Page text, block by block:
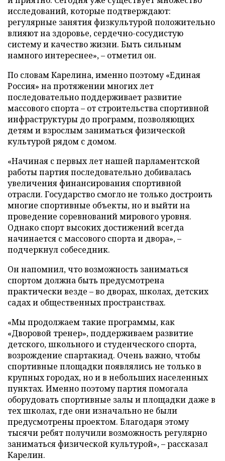
исследований, которые подтверждают:
регулярные занятия физкультурой положительно
влияют на здоровье, сердечно-сосудистую
систему и качество жизни. Быть сильным
намного интереснее», – отметил он.
По словам Карелина, именно поэтому «Единая
Россия» на протяжении многих лет
последовательно поддерживает развитие
массового спорта – от строительства спортивной
инфраструктуры до программ, позволяющих
детям и взрослым заниматься физической
культурой рядом с домом.
«Начиная с первых лет нашей парламентской
работы партия последовательно добивалась
увеличения финансирования спортивной
отрасли. Государство смогло не только достроить
многие спортивные объекты, но и выйти на
проведение соревнований мирового уровня.
Однако спорт высоких достижений всегда
начинается с массового спорта и двора», –
подчеркнул собеседник.
Он напомнил, что возможность заниматься
спортом должна быть предусмотрена
практически везде – во дворах, школах, детских
садах и общественных пространствах.
«Мы продолжаем такие программы, как
«Дворовой тренер», поддерживаем развитие
детского, школьного и студенческого спорта,
возрождение спартакиад. Очень важно, чтобы
спортивные площадки появлялись не только в
крупных городах, но и в небольших населенных
пунктах. Именно поэтому партия помогала
оборудовать спортивные залы и площадки даже в
тех школах, где они изначально не были
предусмотрены проектом. Благодаря этому
тысячи ребят получили возможность регулярно
заниматься физической культурой», – рассказал
Карелин.